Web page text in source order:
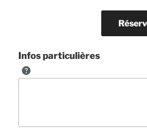
Infos particulières